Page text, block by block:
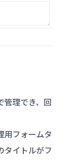
管理でき、回
用フォームタ
タイトルがフ